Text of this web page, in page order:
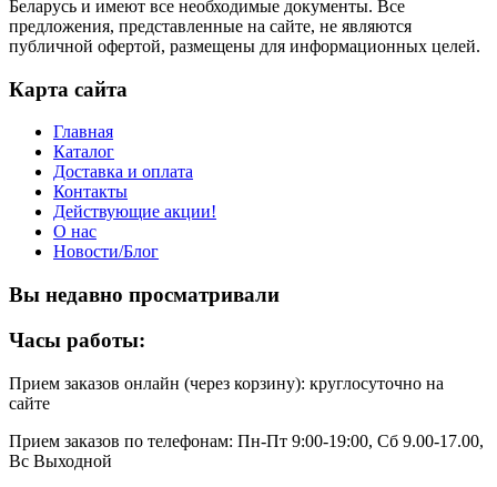
Беларусь и имеют все необходимые документы. Все
предложения, представленные на сайте, не являются
публичной офертой, размещены для информационных целей.
Карта сайта
Главная
Каталог
Доставка и оплата
Контакты
Действующие акции!
О нас
Новости/Блог
Вы недавно просматривали
Часы работы:
Прием заказов онлайн (через корзину): круглосуточно на
сайте
Прием заказов по телефонам: Пн-Пт 9:00-19:00, Сб 9.00-17.00,
Вс Выходной